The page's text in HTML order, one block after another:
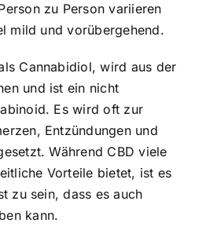
zu Person variieren
mild und vorübergehend.
Cannabidiol, wird aus der
und ist ein nicht
Es wird oft zur
Entzündungen und
Während CBD viele
Vorteile bietet, ist es
zu sein, dass es auch
kann.